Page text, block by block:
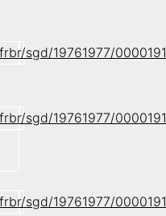
sgd/19761977/
sgd/19761977/
sgd/19761977/